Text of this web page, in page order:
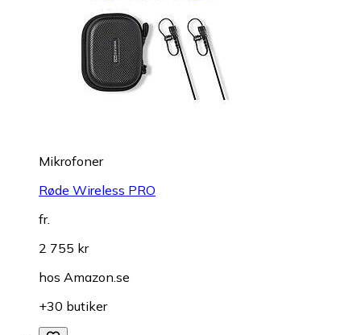
Mikrofoner
Røde Wireless PRO
fr.
2 755 kr
hos Amazon.se
+30 butiker